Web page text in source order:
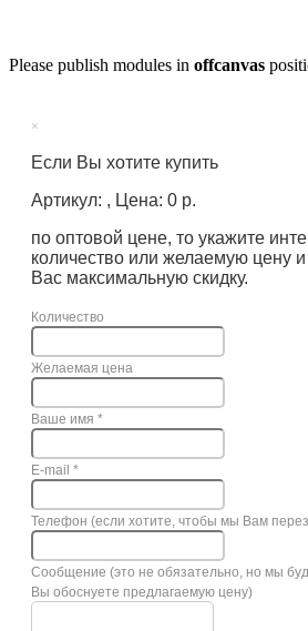
Please publish modules in offcanvas
×
Если Вы хотите купить
Артикул: , Цена: 0 р.
по оптовой цене, то укажите
количество или желаемую цену
Вас максимальную скидку.
Количество
Желаемая цена
Ваше имя *
E-mail *
Телефон (если хотите, чтобы мы Вам
Сообщение (это не обязательно, но мы
Вы обоснуете предлагаемую цену)